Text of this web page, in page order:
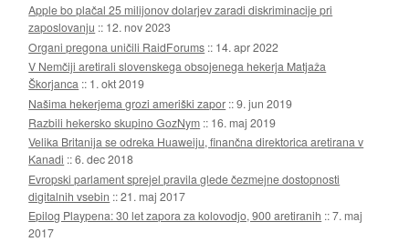
Apple bo plačal 25 milijonov dolarjev zaradi diskriminacije pri
zaposlovanju :: 12. nov 2023
Organi pregona uničili RaidForums :: 14. apr 2022
V Nemčiji aretirali slovenskega obsojenega hekerja Matjaža
Škorjanca :: 1. okt 2019
Našima hekerjema grozi ameriški zapor ::9. jun 2019
Razbili hekersko skupino GozNym :: 16. maj 2019
Velika Britanija se odreka Huaweiju, finančna direktorica aretirana v
Kanadi ::6. dec 2018
Evropski parlament sprejel pravila glede čezmejne dostopnosti
digitalnih vsebin ::21. maj 2017
Epilog Playpena: 30 let zapora za kolovodjo, 900 aretiranih ::7. maj
2017